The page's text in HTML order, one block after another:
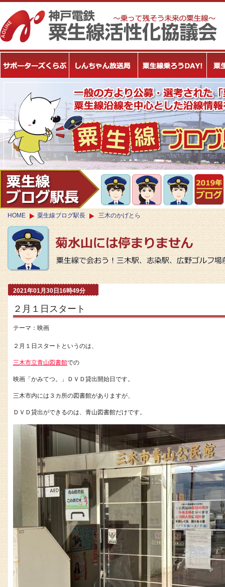
HOME 粟生線ブログ駅長 三木のかげとら
2021年01月30日16時49分
２月１日スタート
テーマ： 映画
２月１日スタートというのは、
三木市立青山図書館での
映画「かみてつ。」ＤＶＤ貸出開始日です。
三木市内には３カ所の図書館がありますが、
ＤＶＤ貸出ができるのは、青山図書館だけです。